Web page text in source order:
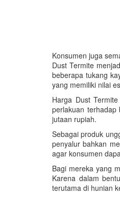
Konsumen juga
Dust Termite
beberapa tukang
yang memiliki nilai
Harga Dust
perlakuan
jutaan rupiah.
Sebagai produk
penyalur bahkan
agar konsumen
Bagi mereka yang
Karena dalam
terutama di hunian